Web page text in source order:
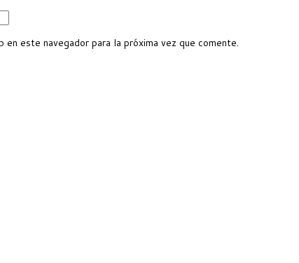
este navegador para la próxima vez que comente.